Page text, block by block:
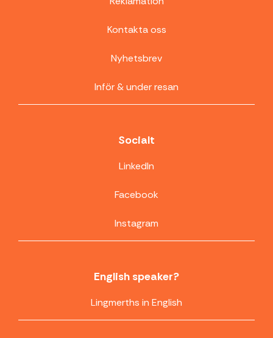
Kontakta oss
Nyhetsbrev
Inför & under resan
Socialt
LinkedIn
Facebook
Instagram
English speaker?
Lingmerths in English